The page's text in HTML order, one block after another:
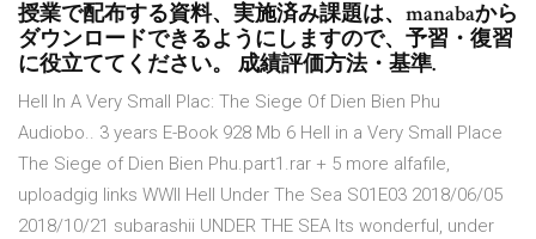
授業で配布する資料、実施済み課題は、manabaから
ダウンロードできるようにしますので、予習・復習
に役立ててください。 成績評価方法・基準.
Hell In A Very Small Plac: The Siege Of Dien Bien Phu
Audiobo.. 3 years E-Book 928 Mb 6 Hell in a Very Small Place
The Siege of Dien Bien Phu.part1.rar + 5 more alfafile,
uploadgig links WWII Hell Under The Sea S01E03 2018/06/05
2018/10/21 subarashii UNDER THE SEA Its wonderful, under